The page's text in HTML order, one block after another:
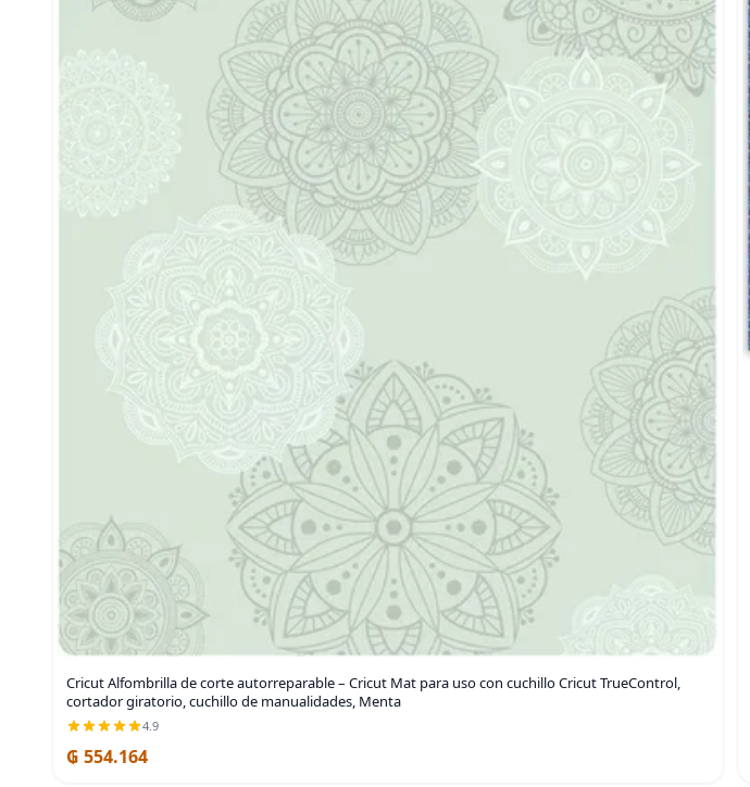
Cricut Alfombrilla de corte autorreparable – Cricut Mat para uso con cuchillo Cricut TrueControl,
cortador giratorio, cuchillo de manualidades, Menta
4.9
₲ 554.164